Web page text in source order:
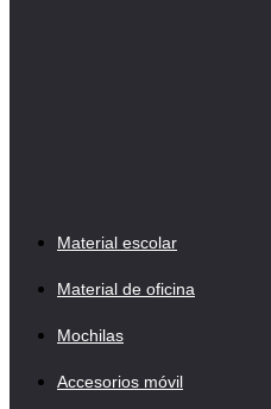
Material escolar
Material de oficina
Mochilas
Accesorios móvil